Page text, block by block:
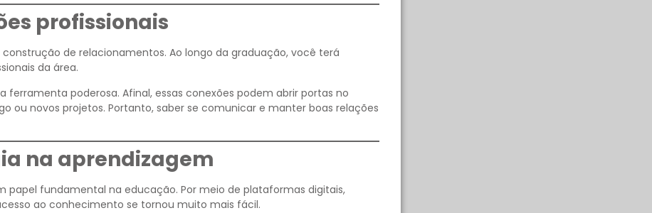
profissionais
de relacionamentos. Ao longo da graduação, você terá
da área.
ferramenta poderosa. Afinal, essas conexões podem abrir portas no
ou novos projetos. Portanto, saber se comunicar e manter boas relações
na aprendizagem
papel fundamental na educação. Por meio de plataformas digitais,
ao conhecimento se tornou muito mais fácil.